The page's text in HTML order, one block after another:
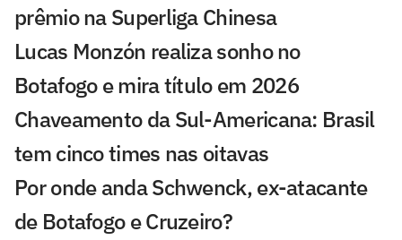
prêmio na Superliga Chinesa
Lucas Monzón realiza sonho no
Botafogo e mira título em 2026
Chaveamento da Sul-Americana: Brasil
tem cinco times nas oitavas
Por onde anda Schwenck, ex-atacante
de Botafogo e Cruzeiro?